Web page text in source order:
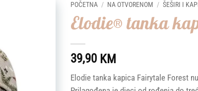
POČETNA / NA OTVORENOM / ŠEŠIRI I
Elodie® tanka
39,90 KM
Elodie tanka kapica Fairytale Forest